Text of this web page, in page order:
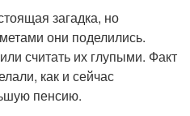
загадка, но
они поделились.
считать их глупыми. Факт
как и сейчас
пенсию.